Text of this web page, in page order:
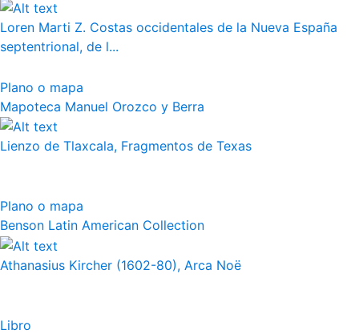
Loren Marti Z. Costas occidentales de la Nueva España
septentrional, de l...
Plano o mapa
Mapoteca Manuel Orozco y Berra
Lienzo de Tlaxcala, Fragmentos de Texas
Plano o mapa
Benson Latin American Collection
Athanasius Kircher (1602-80), Arca Noë
Libro